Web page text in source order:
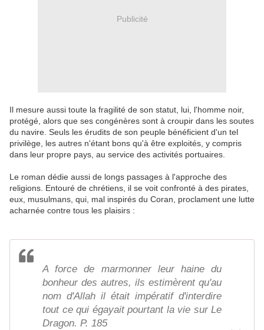
Publicité
Il mesure aussi toute la fragilité de son statut, lui, l'homme noir,
protégé, alors que ses congénères sont à croupir dans les soutes
du navire. Seuls les érudits de son peuple bénéficient d'un tel
privilège, les autres n'étant bons qu'à être exploités, y compris
dans leur propre pays, au service des activités portuaires.
Le roman dédie aussi de longs passages à l'approche des
religions. Entouré de chrétiens, il se voit confronté à des pirates,
eux, musulmans, qui, mal inspirés du Coran, proclament une lutte
acharnée contre tous les plaisirs :
A force de marmonner leur haine du
bonheur des autres, ils estimèrent qu'au
nom d'Allah il était impératif d'interdire
tout ce qui égayait pourtant la vie sur Le
Dragon. P. 185